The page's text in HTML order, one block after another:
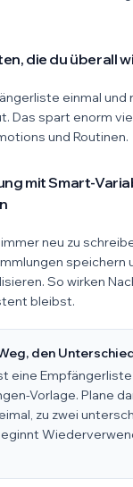
die du überall
einmal und
Das spart enorm
und Routinen.
mit Smart-
neu zu
speichern
So wirken
bleibst.
den
eine
Vorlage. Plane
zu zwei